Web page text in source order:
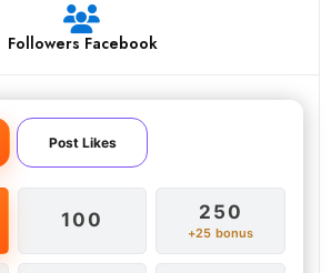
Followers Facebook
Post Likes
100 250
+25 bonus